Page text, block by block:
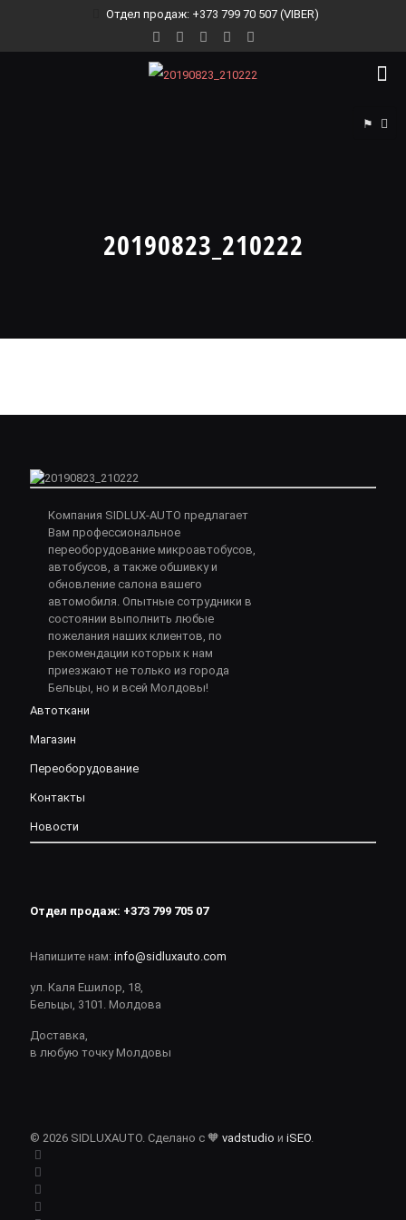
Отдел продаж: +373 799 70 507 (VIBER)
⚑
20190823_210222
Компания SIDLUX-AUTO предлагает
Вам профессиональное
переоборудование микроавтобусов,
автобусов, а также обшивку и
обновление салона вашего
автомобиля. Опытные сотрудники в
состоянии выполнить любые
пожелания наших клиентов, по
рекомендации которых к нам
приезжают не только из города
Бельцы, но и всей Молдовы!
Автоткани
Магазин
Переоборудование
Контакты
Новости
Отдел продаж: +373 799 705 07
Напишите нам: info@sidluxauto.com
ул. Каля Ешилор, 18,
Бельцы, 3101. Молдова
Доставка,
в любую точку Молдовы
© 2026 SIDLUXAUTO. Сделано с 🧡 vadstudio и iSEO